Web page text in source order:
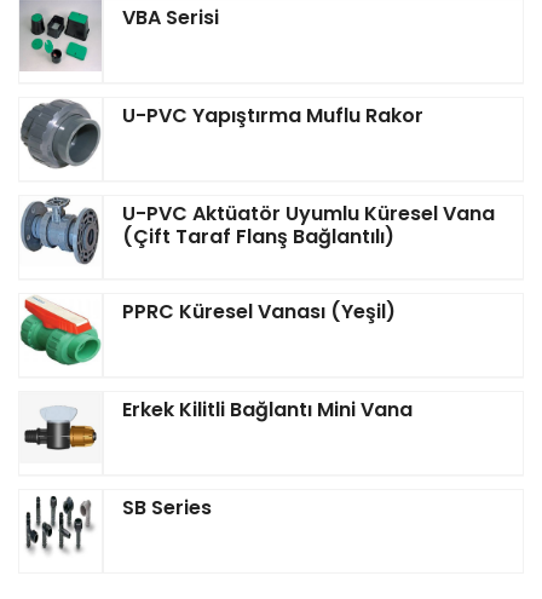
VBA Serisi
U-PVC Yapıştırma Muflu Rakor
U-PVC Aktüatör Uyumlu Küresel Vana
(Çift Taraf Flanş Bağlantılı)
PPRC Küresel Vanası (Yeşil)
Erkek Kilitli Bağlantı Mini Vana
SB Series